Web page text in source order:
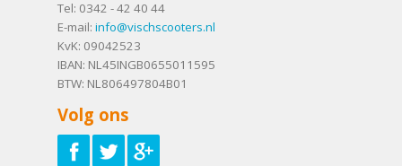
Tel: 0342 - 42 40 44
E-mail: info@vischscooters.nl
KvK: 09042523
IBAN: NL45INGB0655011595
BTW: NL806497804B01
Volg ons